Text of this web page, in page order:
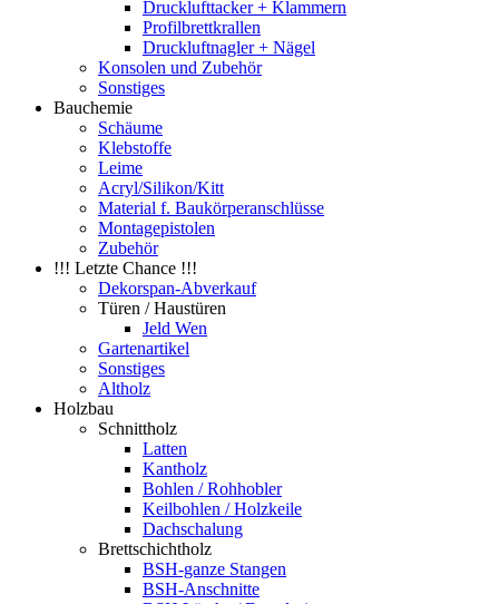
Drucklufttacker + Klammern
Profilbrettkrallen
Druckluftnagler + Nägel
Konsolen und Zubehör
Sonstiges
Bauchemie
Schäume
Klebstoffe
Leime
Acryl/Silikon/Kitt
Material f. Baukörperanschlüsse
Montagepistolen
Zubehör
!!! Letzte Chance !!!
Dekorspan-Abverkauf
Türen / Haustüren
Jeld Wen
Gartenartikel
Sonstiges
Altholz
Holzbau
Schnittholz
Latten
Kantholz
Bohlen / Rohhobler
Keilbohlen / Holzkeile
Dachschalung
Brettschichtholz
BSH-ganze Stangen
BSH-Anschnitte